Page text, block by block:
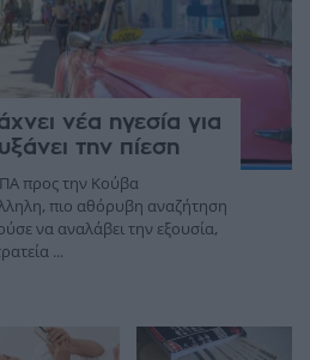
νέα ηγεσία για
την πίεση
προς την Κούβα
πιο αθόρυβη αναζήτηση
να αναλάβει την εξουσία,
...